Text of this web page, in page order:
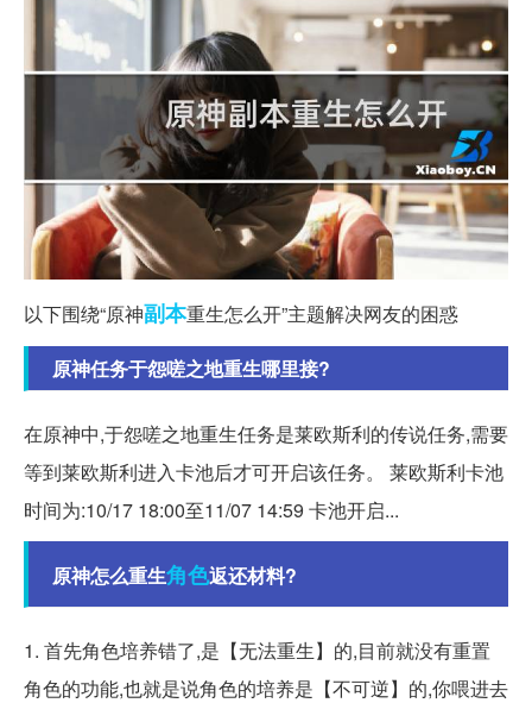
以下围绕“原神副本重生怎么开”主题解决网友的困惑
原神任务于怨嗟之地重生哪里接?
在原神中,于怨嗟之地重生任务是莱欧斯利的传说任务,需要
等到莱欧斯利进入卡池后才可开启该任务。 莱欧斯利卡池
时间为:10/17 18:00至11/07 14:59 卡池开启...
原神怎么重生角色返还材料?
1. 首先角色培养错了,是【无法重生】的,目前就没有重置
角色的功能,也就是说角色的培养是【不可逆】的,你喂进去